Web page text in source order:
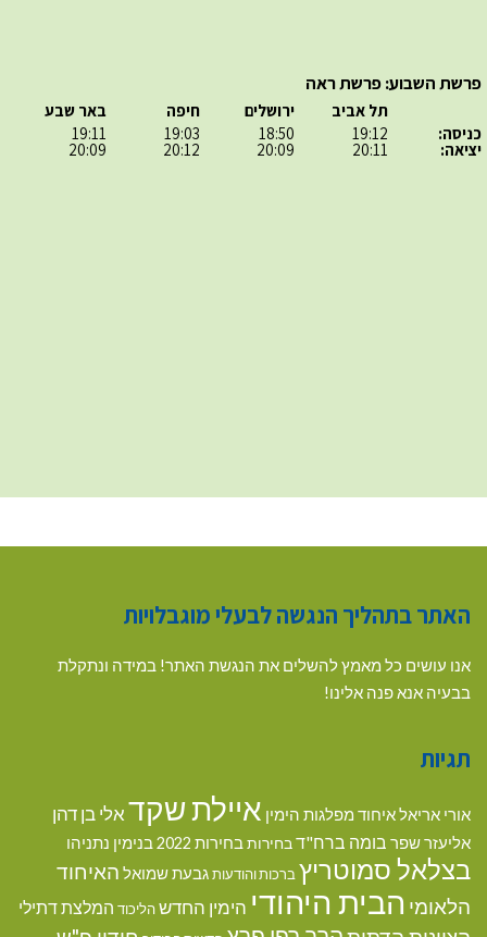
פרשת השבוע: פרשת ראה
כניסה:
יציאה:
תל אביב
19:12
20:11
ירושלים
18:50
20:09
חיפה
19:03
20:12
באר שבע
19:11
20:09
האתר בתהליך הנגשה לבעלי מוגבלויות
אנו עושים כל מאמץ להשלים את הנגשת האתר! במידה ונתקלת
בבעיה אנא פנה אלינו!
תגיות
אורי אריאלאיחוד מפלגות הימין איילת שקדאלי בן דהן
אליעזר שפר בומה ברח"דבחירות בחירות 2022 בנימין נתניהו
בצלאל סמוטריץ ברכות והודעותגבעת שמואל האיחוד
הלאומי הבית היהודי הימין החדשהליכוד המלצת דתילי